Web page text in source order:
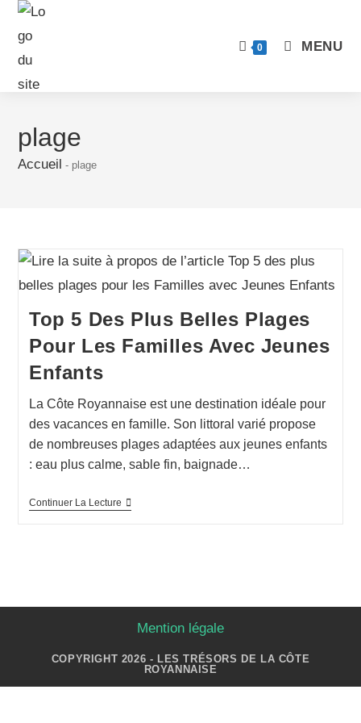
0 MENU
plage
Accueil - plage
Top 5 Des Plus Belles Plages
Pour Les Familles Avec Jeunes
Enfants
La Côte Royannaise est une destination idéale pour
des vacances en famille. Son littoral varié propose
de nombreuses plages adaptées aux jeunes enfants
: eau plus calme, sable fin, baignade…
Continuer La Lecture
Mention légale
COPYRIGHT 2026 - LES TRÉSORS DE LA CÔTE
ROYANNAISE